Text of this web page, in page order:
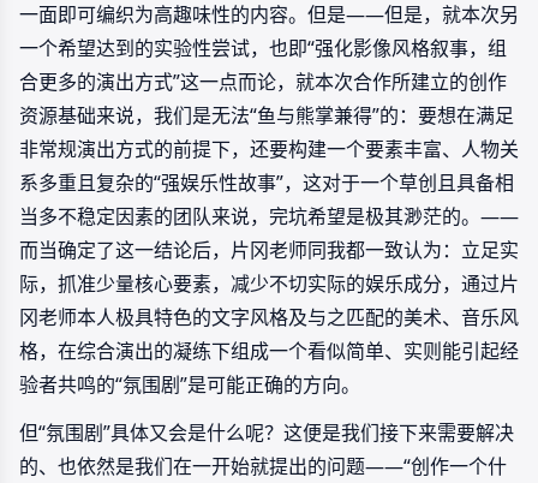
一面即可编织为高趣味性的内容。但是——但是，就本次另
一个希望达到的实验性尝试，也即“强化影像风格叙事，组
合更多的演出方式”这一点而论，就本次合作所建立的创作
资源基础来说，我们是无法“鱼与熊掌兼得”的：要想在满足
非常规演出方式的前提下，还要构建一个要素丰富、人物关
系多重且复杂的“强娱乐性故事”，这对于一个草创且具备相
当多不稳定因素的团队来说，完坑希望是极其渺茫的。——
而当确定了这一结论后，片冈老师同我都一致认为：立足实
际，抓准少量核心要素，减少不切实际的娱乐成分，通过片
冈老师本人极具特色的文字风格及与之匹配的美术、音乐风
格，在综合演出的凝练下组成一个看似简单、实则能引起经
验者共鸣的“氛围剧”是可能正确的方向。
但“氛围剧”具体又会是什么呢？这便是我们接下来需要解决
的、也依然是我们在一开始就提出的问题——“创作一个什